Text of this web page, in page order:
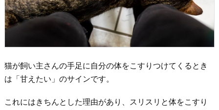
猫が飼い主さんの手足に自分の体をこすりつけてくるとき
は「甘えたい」のサインです。
これにはきちんとした理由があり、スリスリと体をこすり